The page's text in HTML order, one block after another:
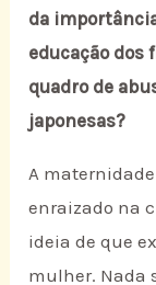
da
educação dos
quadro de
japonesas?
A
enraizado na
ideia de que
mulher. Nada